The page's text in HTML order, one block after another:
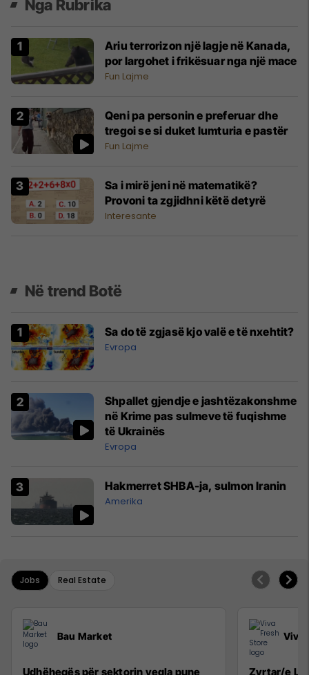
Nga Rubrika
Ariu terrorizon një lagje në Kanada,
por largohet i frikësuar nga një mace
Fun Lajme
Qeni pa personin e preferuar dhe
tregoi se si duket lumturia e pastër
Fun Lajme
Sa i mirë jeni në matematikë?
Provoni ta zgjidhni këtë detyrë
Interesante
Në trend Botë
Sa do të zgjasë kjo valë e të nxehtit?
Evropa
Shpallet gjendje e jashtëzakonshme
në Krime pas sulmeve të fuqishme
të Ukrainës
Evropa
Hakmerret SHBA-ja, sulmon Iranin
Amerika
Jobs Real Estate
Bau Market
Udhëheqës për sektorin vegla pune
Viva
Zyrtar/e